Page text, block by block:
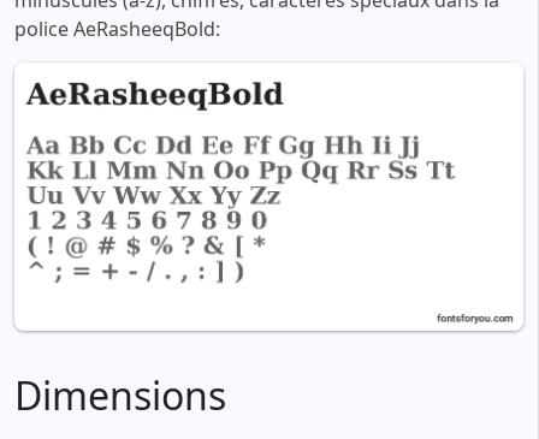
police AeRasheeqBold:
Dimensions